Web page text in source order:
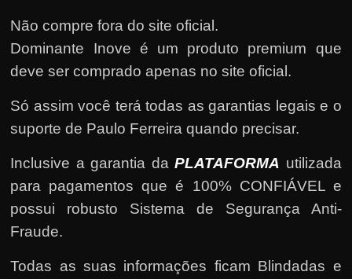
Não compre fora do site oficial.
Dominante Inove é um produto premium que
deve ser comprado apenas no site oficial.
Só assim você terá todas as garantias legais e o
suporte de Paulo Ferreira quando precisar.
Inclusive a garantia daPLATAFORMA utilizada
para pagamentos que é 100% CONFIÁVEL e
possui robusto Sistema de Segurança Anti-
Fraude.
Todas as suas informações ficam Blindadas e